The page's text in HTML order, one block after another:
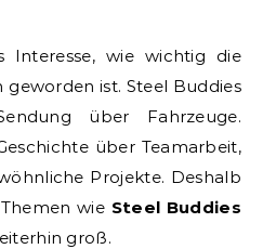
Interesse, wie wichtig die
geworden ist. Steel Buddies
über Fahrzeuge.
über Teamarbeit,
Projekte. Deshalb
wie Steel Buddies
groß.